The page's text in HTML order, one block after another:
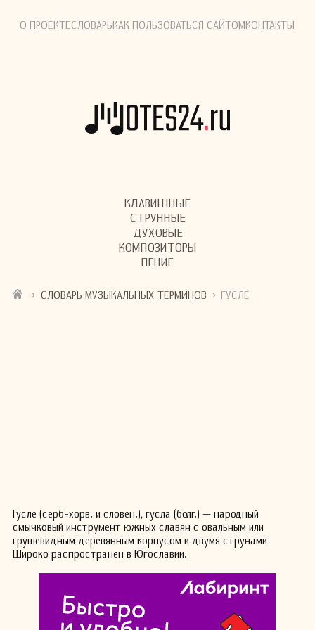
О ПРОЕКТЕСЛОВАРЬКАК ПОЛЬЗОВАТЬСЯ САЙТОМКОНТАКТЫ
КЛАВИШНЫЕ
СТРУННЫЕ
ДУХОВЫЕ
КОМПОЗИТОРЫ
ПЕНИЕ
› СЛОВАРЬ МУЗЫКАЛЬНЫХ ТЕРМИНОВ › ГУСЛЕ
Гусле (серб-хорв. и словен.), гусла (болг.) — народный
смычковый инструмент южных славян с овальным или
грушевидным деревянным корпусом и двумя струнами
Широко распространен в Югославии.